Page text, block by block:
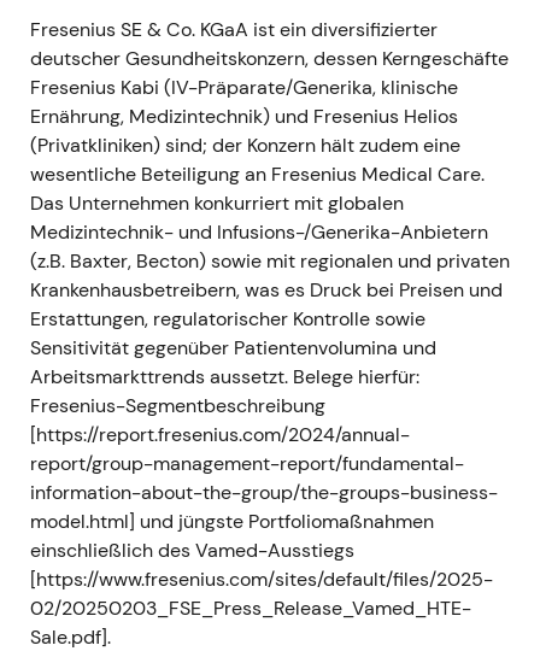
---
H1–H2 2024 — Portfoliobereinigung:
FMC-Entkonsolidierung und Vamed-
Ausstieg
Fresenius vollzog die Portfoliobereinigung: Die
Entkonsolidierung von Fresenius Medical Care
wurde abgeschlossen, der Verkauf der
Fruchtbarkeitsgruppe Eugin wurde vollzogen;
der Konzern kündigte einen strukturierten
Ausstieg aus Vamed an (Verkauf des Großteils
des Vamed-Rehabilitationsgeschäfts an PAI
Partners; Vamed entfiel ab Q2 2024 als
Berichtssegment)[11],[5].
Anleger begannen, Fresenius zunehmend als
einfacheren, fokussierteren
Gesundheitskonzern mit klarerer
Kapitalallokation zu bewerten — Fresenius
Kabi als klare Priorität; die reduzierte
Konglomeratskomplexität und transparentere
Liquiditätsperspektiven verbesserten die
Stimmung
Fresenius SE & Co. KGaA ist ein diversifizierter
deutscher Gesundheitskonzern, dessen Kerngeschäfte
Fresenius Kabi (IV-Präparate/Generika, klinische
Ernährung, Medizintechnik) und Fresenius Helios
(Privatkliniken) sind; der Konzern hält zudem eine
wesentliche Beteiligung an Fresenius Medical Care.
Das Unternehmen konkurriert mit globalen
Medizintechnik- und Infusions-/Generika-Anbietern
(z.B. Baxter, Becton) sowie mit regionalen und privaten
Krankenhausbetreibern, was es Druck bei Preisen und
Erstattungen, regulatorischer Kontrolle sowie
Sensitivität gegenüber Patientenvolumina und
Arbeitsmarkttrends aussetzt. Belege hierfür:
Fresenius-Segmentbeschreibung
[https://report.fresenius.com/2024/annual-
report/group-management-report/fundamental-
information-about-the-group/the-groups-business-
model.html] und jüngste Portfoliomaßnahmen
einschließlich des Vamed-Ausstiegs
[https://www.fresenius.com/sites/default/files/2025-
02/20250203_FSE_Press_Release_Vamed_HTE-
Sale.pdf].